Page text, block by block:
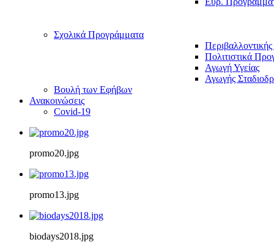
Σχολικά Προγράμματα
Πολιτιστικά
Αγωγή Υγείας
Αγωγής
Βουλή των Εφήβων
Ανακοινώσεις
Covid-19
promo20.jpg
promo13.jpg
biodays2018.jpg